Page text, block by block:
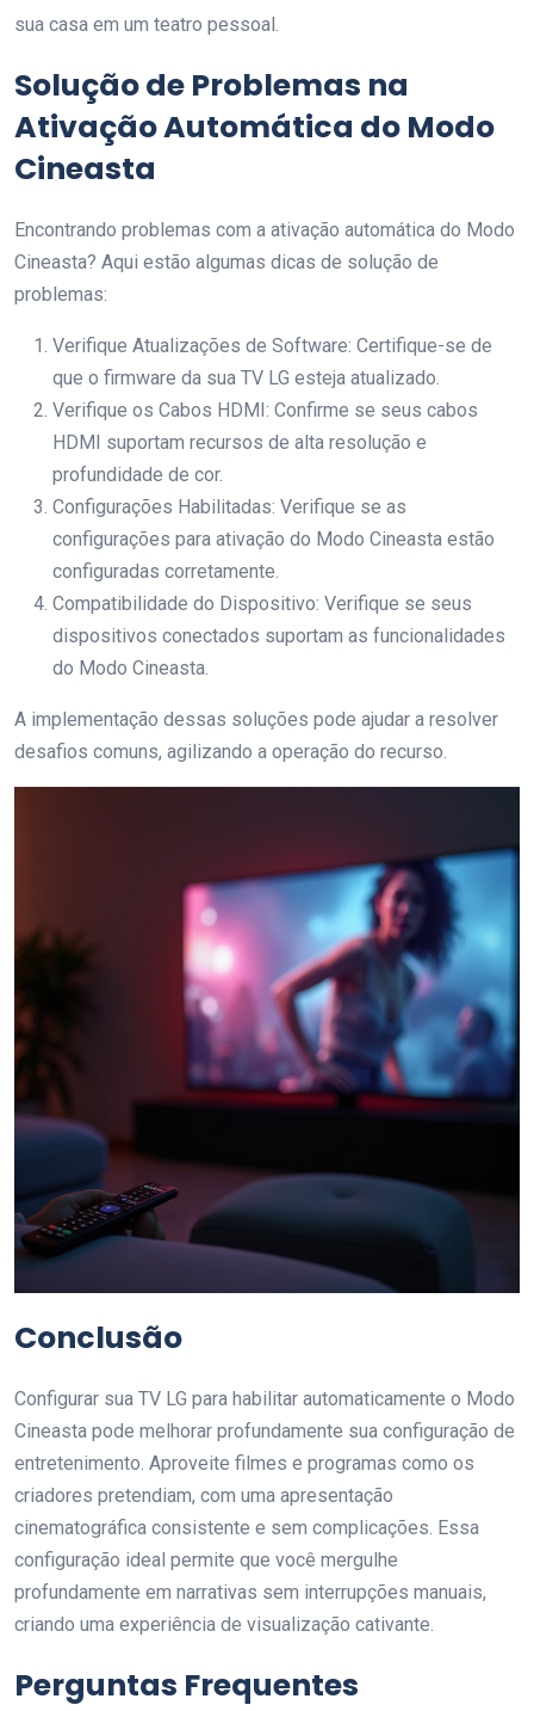
sua casa em um teatro pessoal.
Solução de Problemas na
Ativação Automática do Modo
Cineasta
Encontrando problemas com a ativação automática do Modo
Cineasta? Aqui estão algumas dicas de solução de
problemas:
Verifique Atualizações de Software: Certifique-se de
que o firmware da sua TV LG esteja atualizado.
Verifique os Cabos HDMI: Confirme se seus cabos
HDMI suportam recursos de alta resolução e
profundidade de cor.
Configurações Habilitadas: Verifique se as
configurações para ativação do Modo Cineasta estão
configuradas corretamente.
Compatibilidade do Dispositivo: Verifique se seus
dispositivos conectados suportam as funcionalidades
do Modo Cineasta.
A implementação dessas soluções pode ajudar a resolver
desafios comuns, agilizando a operação do recurso.
Conclusão
Configurar sua TV LG para habilitar automaticamente o Modo
Cineasta pode melhorar profundamente sua configuração de
entretenimento. Aproveite filmes e programas como os
criadores pretendiam, com uma apresentação
cinematográfica consistente e sem complicações. Essa
configuração ideal permite que você mergulhe
profundamente em narrativas sem interrupções manuais,
criando uma experiência de visualização cativante.
Perguntas Frequentes